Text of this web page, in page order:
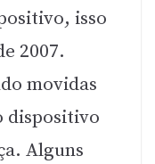
isso
2007.
movidas
dispositivo
Alguns